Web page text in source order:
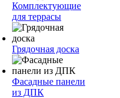
Комплектующие
для террасы
Грядочная доска
Фасадные панели
из ДПК